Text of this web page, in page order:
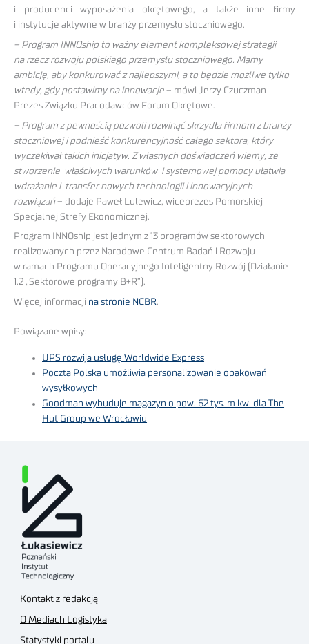
i producenci wyposażenia okrętowego, a także inne firmy
i instytucje aktywne w branży przemysłu stoczniowego.
– Program INNOship to ważny element kompleksowej strategii
na rzecz rozwoju polskiego przemysłu stoczniowego. Mamy
ambicję, aby konkurować z najlepszymi, a to będzie możliwe tylko
wtedy, gdy postawimy na innowacje – mówi Jerzy Czuczman
Prezes Związku Pracodawców Forum Okrętowe.
– Program z pewnością pozwoli rozwinąć skrzydła firmom z branży
stoczniowej i podnieść konkurencyjność całego sektora, który
wyczekiwał takich inicjatyw. Z własnych doświadczeń wiemy, że
stworzenie właściwych warunków i systemowej pomocy ułatwia
wdrażanie i transfer nowych technologii i innowacyjnych
rozwiązań– dodaje Paweł Lulewicz, wiceprezes Pomorskiej
Specjalnej Strefy Ekonomicznej.
Program INNOship jest jednym z 13 programów sektorowych
realizowanych przez Narodowe Centrum Badań i Rozwoju
w ramach Programu Operacyjnego Inteligentny Rozwój (Działanie
1.2 „Sektorowe programy B+R”).
Więcej informacji na stronie NCBR.
Powiązane wpisy:
UPS rozwija usługę Worldwide Express
Poczta Polska umożliwia personalizowanie opakowań
wysyłkowych
Goodman wybuduje magazyn o pow. 62 tys. m kw. dla The
Hut Group we Wrocławiu
Kontakt z redakcją
O Mediach Logistyka
Statystyki portalu